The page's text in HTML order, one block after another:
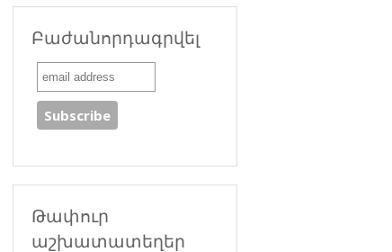
Բաժանորդագրվել
Թափուր
աշխատատեղեր